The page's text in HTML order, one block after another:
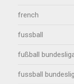
french
fussball
fußball
fussball